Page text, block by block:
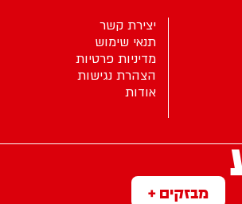
מבזקים +
יצירת קשר
תנאי שימוש
מדיניות פרטיות
הצהרת נגישות
אודות